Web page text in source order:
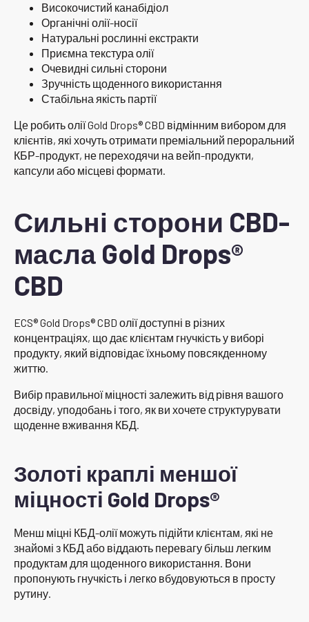
Високочистий канабідіол
Органічні олії-носії
Натуральні рослинні екстракти
Приємна текстура олії
Очевидні сильні сторони
Зручність щоденного використання
Стабільна якість партії
Це робить олії Gold Drops® CBD відмінним вибором для
клієнтів, які хочуть отримати преміальний пероральний
КБР-продукт, не переходячи на вейп-продукти,
капсули або місцеві формати.
Сильні сторони CBD-
масла Gold Drops®
CBD
ECS® Gold Drops® CBD олії доступні в різних
концентраціях, що дає клієнтам гнучкість у виборі
продукту, який відповідає їхньому повсякденному
життю.
Вибір правильної міцності залежить від рівня вашого
досвіду, уподобань і того, як ви хочете структурувати
щоденне вживання КБД.
Золоті краплі меншої
міцності Gold Drops®
Менш міцні КБД-олії можуть підійти клієнтам, які не
знайомі з КБД або віддають перевагу більш легким
продуктам для щоденного використання. Вони
пропонують гнучкість і легко вбудовуються в просту
рутину.